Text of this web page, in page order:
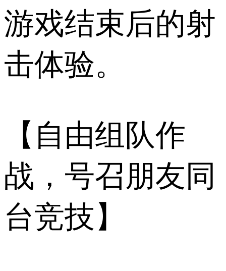
游戏结束后的射
击体验。
【自由组队作
战，号召朋友同
台竞技】